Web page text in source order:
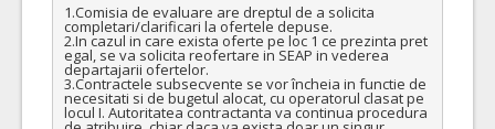
1.Comisia de evaluare are dreptul de a solicita
completari/clarificari la ofertele depuse.
2.In cazul in care exista oferte pe loc 1 ce prezinta pret
egal, se va solicita reofertare in SEAP in vederea
departajarii ofertelor.
3.Contractele subsecvente se vor încheia in functie de
necesitati si de bugetul alocat, cu operatorul clasat pe
locul I. Autoritatea contractanta va continua procedura